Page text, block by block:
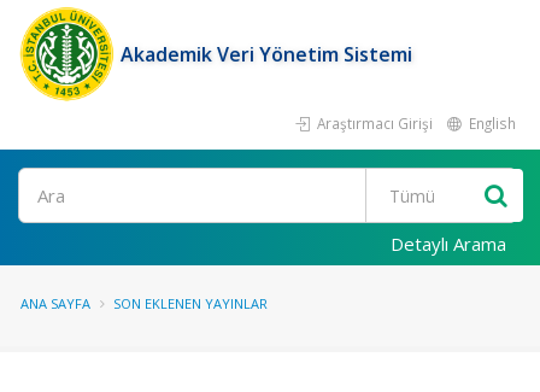
Akademik Veri Yönetim Sistemi
Araştırmacı Girişi English
Ara
Detaylı Arama
ANA SAYFA SON EKLENEN YAYINLAR